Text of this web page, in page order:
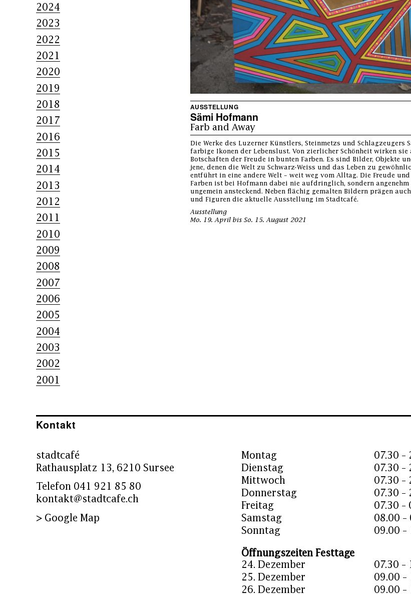
2024
2023
2022
2021
2020
2019
2018
2017
2016
2015
2014
2013
2012
2011
2010
2009
2008
2007
2006
2005
2004
2003
2002
2001
AUSSTELLUNG
Sämi Hofmann
Farb and Away
Die Werke des Luzerner Künstlers, Steinmetzs und Schlagzeugers
farbige Ikonen der Lebenslust. Von zierlicher Schönheit wirken sie
Botschaften der Freude in bunten Farben. Es sind Bilder, Objekte
jene, denen die Welt zu Schwarz-Weiss und das Leben zu
entführt in eine andere Welt – weit weg vom Alltag. Die Freude
Farben ist bei Hofmann dabei nie aufdringlich, sondern
ungemein ansteckend. Neben flächig gemalten Bildern prägen
und Figuren die aktuelle Ausstellung im Stadtcafé.
Ausstellung
Mo. 19. April bis So. 15. August 2021
Kontakt
stadtcafé
Rathausplatz 13, 6210 Sursee
Telefon 041 921 85 80
kontakt@stadtcafe.ch
> Google Map
Montag
07.30 –
Dienstag
07.30 –
Mittwoch
07.30 –
Donnerstag
07.30 –
Freitag
07.30 –
Samstag
08.00 –
Sonntag
09.00 –
Öffnungszeiten Festtage
24. Dezember
07.30 –
25. Dezember
09.00 –
26. Dezember
09.00 –